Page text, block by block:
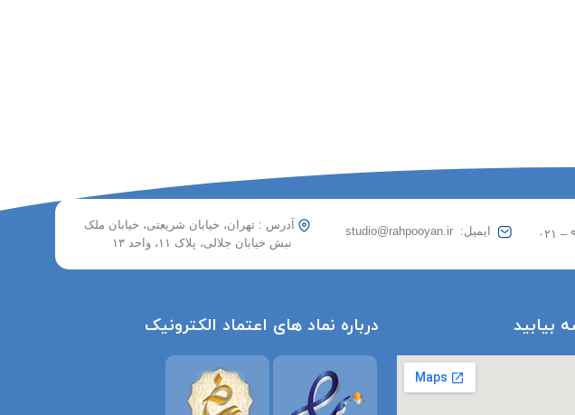
ایمیل: studio@rahpooyan.ir
آدرس : تهران، خیابان شریعتی، خیابان ملک
نبش خیابان جلالی، پلاک ۱۱، واحد ۱۳
بیابید درباره نماد های اعتماد الکترونیک